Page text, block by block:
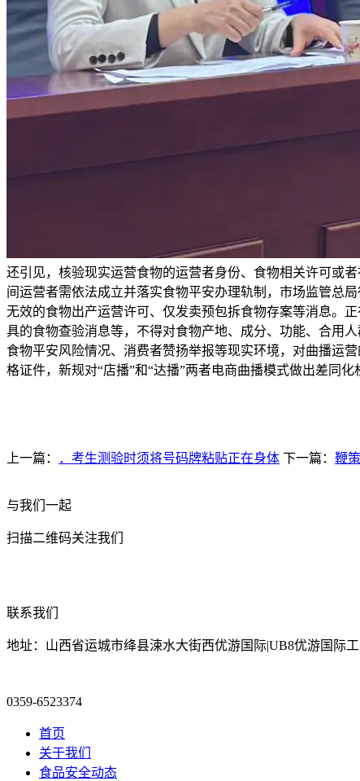
还引见，核验现实运营食物的运营者身份、食物相关许可或
间运营者需依法成立并落实食物平安办理轨制，市场监管总
无效的食物出产运营许可、仅发卖预包拆食物存案等消息。
具的食物查验消息等，不得对食物产地、成分、功能、合用
食物平安风险情况、消费者赞扬举报等现实环境，对曲播运
格证件，新规对“店播”和“达播”两者电商曲播模式做出差同化
上一篇： ．考生测验时须将号码牌粘贴正在身体 下一篇： 鞭
与我们一起
扫描二维码关注我们
联系我们
地址：山西省运城市绛县涑水大街西优游国际|UB8优游国际工
0359-6523374
首页
关于我们
食品安全动态